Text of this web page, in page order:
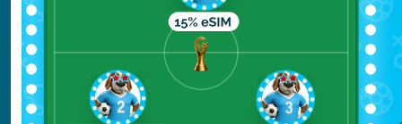
”.
L’isola di Mauritius, da cui prende nome tutto
l’arcipelago, è la più grande e la più visitata.
Qui è possibile visitare la bellissima capitale